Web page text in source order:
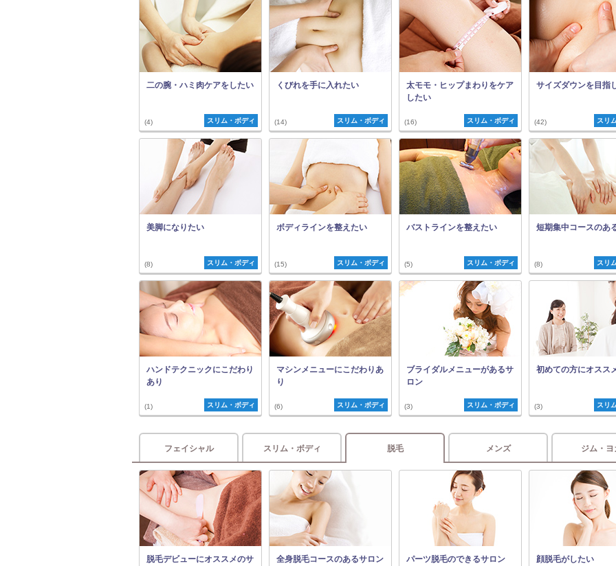
二の腕・ハミ肉ケアをしたい
(4) スリム・ボディ
くびれを手に入れたい
(14) スリム・ボディ
太モモ・ヒップまわりをケア
したい
(16) スリム・ボディ
サイズダウンを目指
(42) スリ
美脚になりたい
(8) スリム・ボディ
ボディラインを整えたい
(15) スリム・ボディ
バストラインを整えたい
(5) スリム・ボディ
短期集中コースのあ
(8) スリ
ハンドテクニックにこだわり
あり
(1) スリム・ボディ
マシンメニューにこだわりあ
り
(6) スリム・ボディ
ブライダルメニューがあるサ
ロン
(3) スリム・ボディ
初めての方にオスス
(3) スリ
フェイシャル スリム・ボディ 脱毛 メンズ ジム・ヨ
脱毛デビューにオススメのサ
全身脱毛コースのあるサロン パーツ脱毛のできるサロン 顔脱毛がしたい